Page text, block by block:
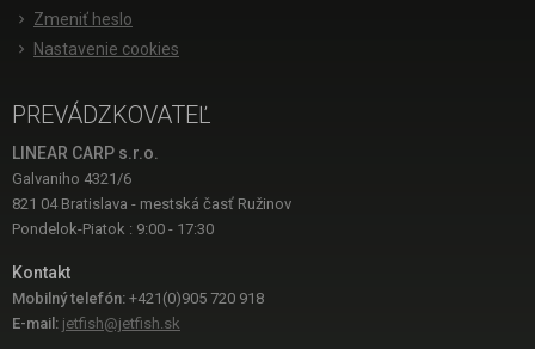
Zmeniť heslo
Nastavenie cookies
PREVÁDZKOVATEĽ
LINEAR CARP s.r.o.
Galvaniho 4321/6
821 04 Bratislava - mestská časť Ružinov
Pondelok-Piatok : 9:00 - 17:30
Kontakt
Mobilný telefón: +421(0)905 720 918
E-mail: jetfish@jetfish.sk